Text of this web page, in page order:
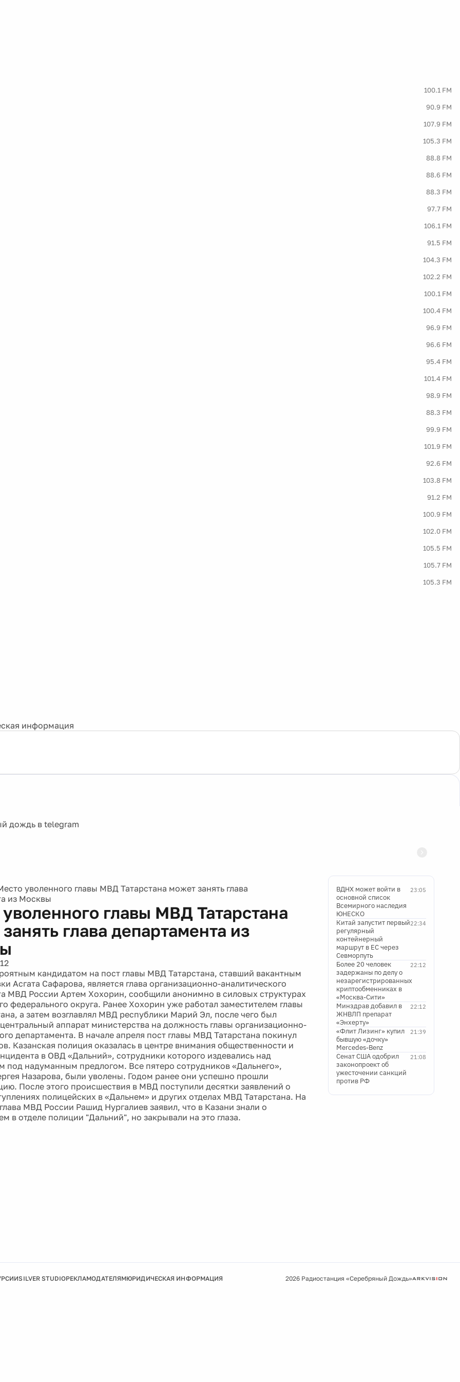
100.1 FM
90.9 FM
107.9 FM
105.3 FM
88.8 FM
88.6 FM
88.3 FM
97.7 FM
106.1 FM
91.5 FM
104.3 FM
102.2 FM
100.1 FM
100.4 FM
96.9 FM
96.6 FM
95.4 FM
101.4 FM
98.9 FM
88.3 FM
99.9 FM
101.9 FM
92.6 FM
103.8 FM
91.2 FM
100.9 FM
102.0 FM
105.5 FM
105.7 FM
105.3 FM
информация
уволенного главы МВД Татарстана может занять глава
из Москвы
главы МВД Татарстана
глава департамента из
кандидатом на пост главы МВД Татарстана, ставший вакантным
Асгата Сафарова, является глава организационно-аналитического
МВД России Артем Хохорин, сообщили анонимно в силовых структурах
федерального округа. Ранее Хохорин уже работал заместителем главы
а затем возглавлял МВД республики Марий Эл, после чего был
аппарат министерства на должность главы организационно-
департамента. В начале апреля пост главы МВД Татарстана покинул
Казанская полиция оказалась в центре внимания общественности и
в ОВД «Дальний», сотрудники которого издевались над
под надуманным предлогом. Все пятеро сотрудников «Дальнего»,
Назарова, были уволены. Годом ранее они успешно прошли
После этого происшествия в МВД поступили десятки заявлений о
полицейских в «Дальнем» и других отделах МВД Татарстана. На
МВД России Рашид Нургалиев заявил, что в Казани знали о
в отделе полиции "Дальний", но закрывали на это глаза.
23:05
ВДНХ может войти в
основной список
Всемирного наследия
ЮНЕСКО
22:34
Китай запустит первый
регулярный
контейнерный
маршрут в ЕС через
Севморпуть
22:12
Более 20 человек
задержаны по делу о
незарегистрированных
криптообменниках в
«Москва-Сити»
22:12
Минздрав добавил в
ЖНВЛП препарат
«Энхерту»
21:39
«Флит Лизинг» купил
бывшую «дочку»
Mercedes-Benz
21:08
Сенат США одобрил
законопроект об
ужесточении санкций
против РФ
SILVER STUDIOРЕКЛАМОДАТЕЛЯМЮРИДИЧЕСКАЯ ИНФОРМАЦИЯ 2026 Радиостанция «Серебряный Дождь»